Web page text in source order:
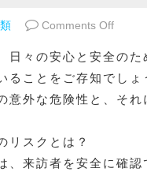
Comments Offon タ
日々の安心と安全の
ることをご存知でし
意外な危険性と、そ
リスクとは？
、来訪者を安全に確